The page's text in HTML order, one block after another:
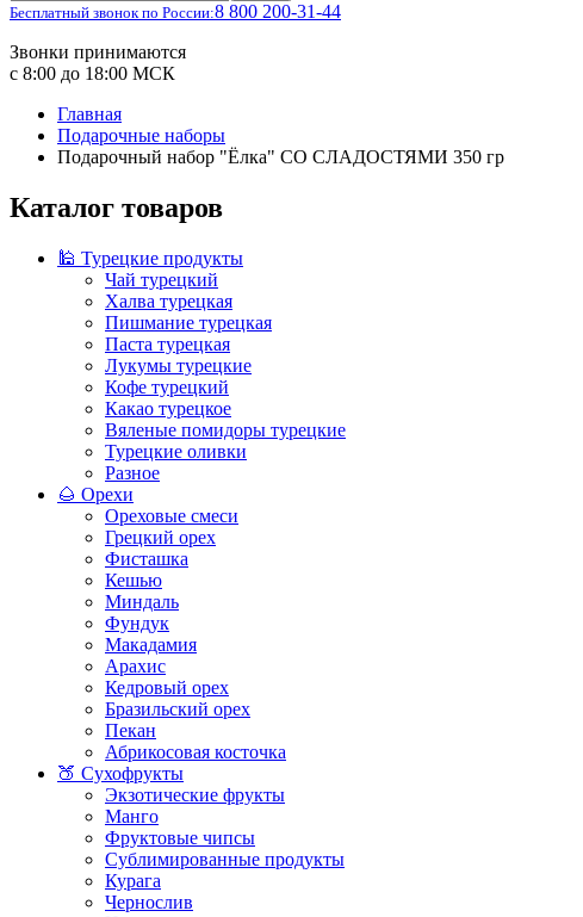
Бесплатный звонок по России:8 800 200-31-44
Звонки принимаются
с 8:00 до 18:00 МСК
Главная
Подарочные наборы
Подарочный набор "Ёлка" СО СЛАДОСТЯМИ 350 гр
Каталог товаров
🕌 Турецкие продукты
Чай турецкий
Халва турецкая
Пишмание турецкая
Паста турецкая
Лукумы турецкие
Кофе турецкий
Какао турецкое
Вяленые помидоры турецкие
Турецкие оливки
Разное
🌰 Орехи
Ореховые смеси
Грецкий орех
Фисташка
Кешью
Миндаль
Фундук
Макадамия
Арахис
Кедровый орех
Бразильский орех
Пекан
Абрикосовая косточка
🍑 Сухофрукты
Экзотические фрукты
Манго
Фруктовые чипсы
Сублимированные продукты
Курага
Чернослив